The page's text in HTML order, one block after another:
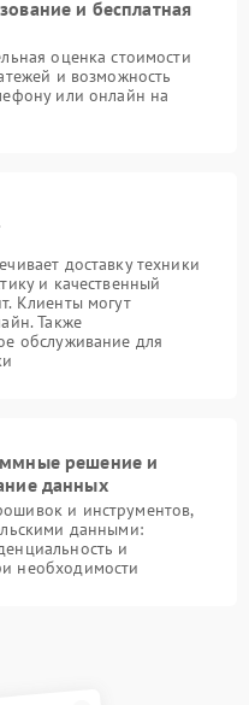
и бесплатная
оценка стоимости
и возможность
или онлайн на
доставку техники
и качественный
Клиенты могут
Также
обслуживание для
решение и
данных
и инструментов,
данными:
и
необходимости